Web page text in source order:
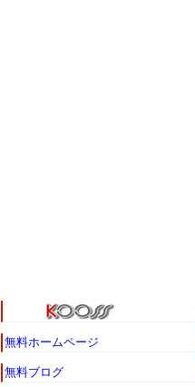
無料ホームページ
無料ブログ